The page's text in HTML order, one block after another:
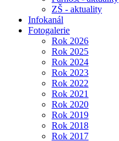
ZŠ - aktuality
Infokanál
Fotogalerie
Rok 2026
Rok 2025
Rok 2024
Rok 2023
Rok 2022
Rok 2021
Rok 2020
Rok 2019
Rok 2018
Rok 2017